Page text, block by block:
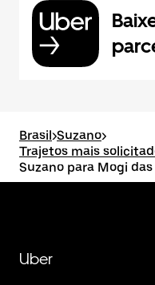
Brasil>Suzano>
Trajetos mais
Suzano para Mogi
Uber